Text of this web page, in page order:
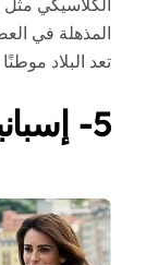
المذهلة في
تعد البلاد
5- إسبانيا: (إسبانية)